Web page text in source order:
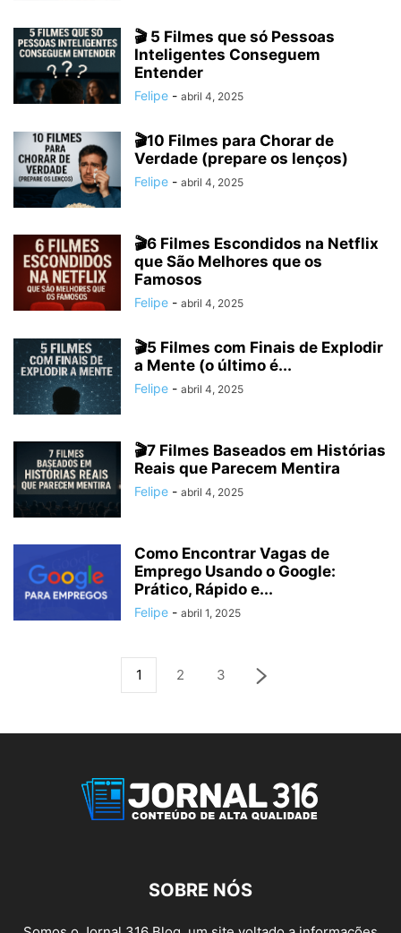
🎬 5 Filmes que só Pessoas
Inteligentes Conseguem
Entender
Felipe - abril 4, 2025
🎬10 Filmes para Chorar de
Verdade (prepare os lenços)
Felipe - abril 4, 2025
🎬6 Filmes Escondidos na Netflix
que São Melhores que os
Famosos
Felipe - abril 4, 2025
🎬5 Filmes com Finais de Explodir
a Mente (o último é...
Felipe - abril 4, 2025
🎬7 Filmes Baseados em Histórias
Reais que Parecem Mentira
Felipe - abril 4, 2025
Como Encontrar Vagas de
Emprego Usando o Google:
Prático, Rápido e...
Felipe - abril 1, 2025
1 2 3
SOBRE NÓS